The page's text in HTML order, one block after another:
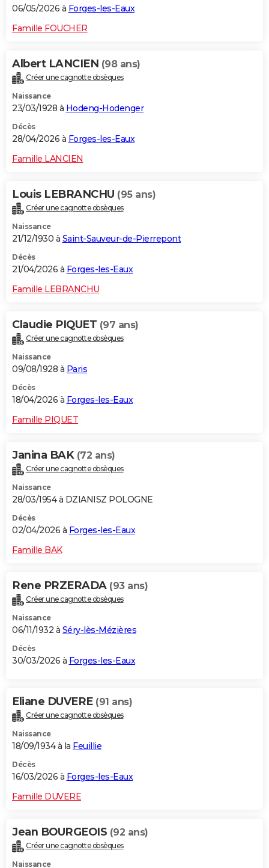
06/05/2026 à Forges-les-Eaux
Famille FOUCHER
Albert LANCIEN (98 ans)
Créer une cagnotte obsèques
Naissance
23/03/1928 à Hodeng-Hodenger
Décès
28/04/2026 à Forges-les-Eaux
Famille LANCIEN
Louis LEBRANCHU (95 ans)
Créer une cagnotte obsèques
Naissance
21/12/1930 à Saint-Sauveur-de-Pierrepont
Décès
21/04/2026 à Forges-les-Eaux
Famille LEBRANCHU
Claudie PIQUET (97 ans)
Créer une cagnotte obsèques
Naissance
09/08/1928 à Paris
Décès
18/04/2026 à Forges-les-Eaux
Famille PIQUET
Janina BAK (72 ans)
Créer une cagnotte obsèques
Naissance
28/03/1954 à DZIANISZ POLOGNE
Décès
02/04/2026 à Forges-les-Eaux
Famille BAK
Rene PRZERADA (93 ans)
Créer une cagnotte obsèques
Naissance
06/11/1932 à Séry-lès-Mézières
Décès
30/03/2026 à Forges-les-Eaux
Eliane DUVERE (91 ans)
Créer une cagnotte obsèques
Naissance
18/09/1934 à la Feuillie
Décès
16/03/2026 à Forges-les-Eaux
Famille DUVERE
Jean BOURGEOIS (92 ans)
Créer une cagnotte obsèques
Naissance